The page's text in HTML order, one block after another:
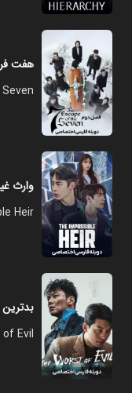
هفت
وارث
Heir
Evil